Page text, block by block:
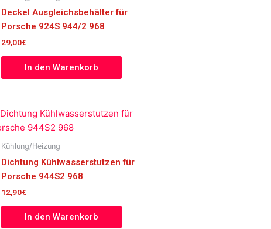
Deckel Ausgleichsbehälter für
Porsche 924S 944/2 968
29,00€
In den Warenkorb
Kühlung/Heizung
Dichtung Kühlwasserstutzen für
Porsche 944S2 968
12,90€
In den Warenkorb